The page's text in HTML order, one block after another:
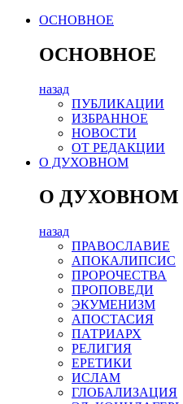
ОСНОВНОЕ
ОСНОВНОЕ
назад
ПУБЛИКАЦИИ
ИЗБРАННОЕ
НОВОСТИ
ОТ РЕДАКЦИИ
О ДУХОВНОМ
О ДУХОВНОМ
назад
ПРАВОСЛАВИЕ
АПОКАЛИПСИС
ПРОРОЧЕСТВА
ПРОПОВЕДИ
ЭКУМЕНИЗМ
АПОСТАСИЯ
ПАТРИАРХ
РЕЛИГИЯ
ЕРЕТИКИ
ИСЛАМ
ГЛОБАЛИЗАЦИЯ